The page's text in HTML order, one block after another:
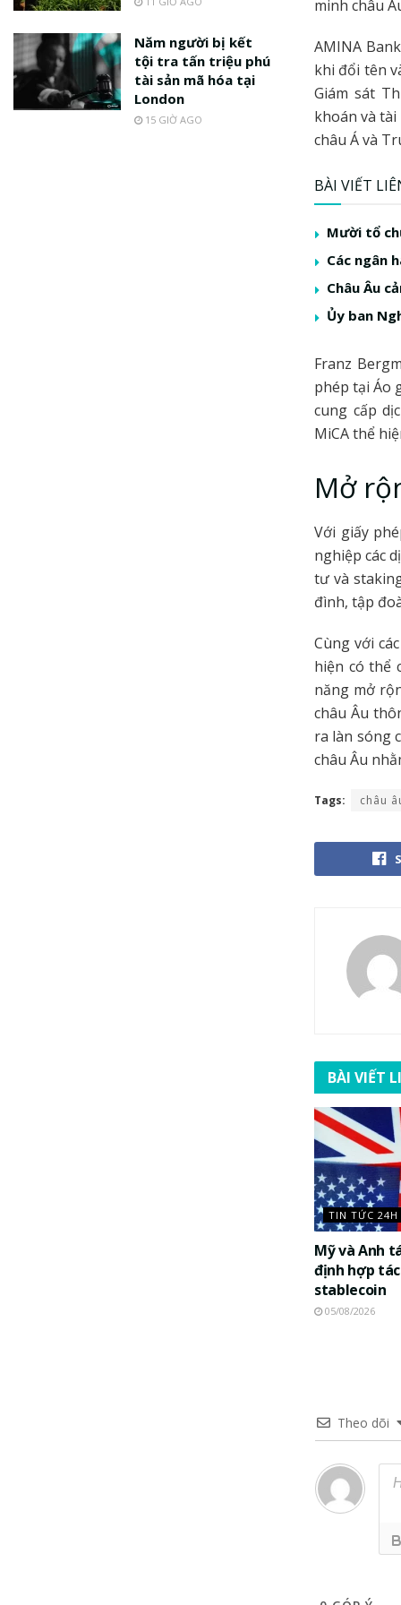
minh châu
AMINA
khi đổi tên
Giám sát
khoán và tài
châu Á và
BÀI VIẾT
Mười tổ
Các ngân
Châu Âu
Ủy ban
Franz
phép tại Áo
cung cấp
MiCA thể
Mở
Với giấy
nghiệp các
tư và
đình, tập
Cùng với
hiện có thể
năng mở
châu Âu
ra làn sóng
châu Âu
Tags: châu
BÀI VIẾT
TIN TỨC 24H
Mỹ và Anh
định hợp
stablecoin
05/08/2026
Theo dõi
Năm người bị kết
tội tra tấn triệu phú
tài sản mã hóa tại
London
15 GIỜ AGO